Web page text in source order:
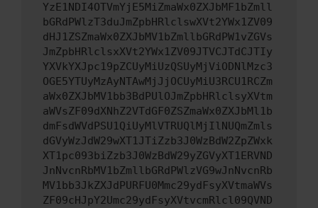
YzE1NDI4OTVmYjE5MiZmaWx0ZXJbMF1bZmll
bGRdPWlzT3duJmZpbHRlclswXVt2YWx1ZV09
dHJ1ZSZmaWx0ZXJbMV1bZmllbGRdPW1vZGVs
JmZpbHRlclsxXVt2YWx1ZV09JTVCJTdCJTIy
YXVkYXJpc19pZCUyMiUzQSUyMjViODNlMzc3
OGE5YTUyMzAyNTAwMjJjOCUyMiU3RCU1RCZm
aWx0ZXJbMV1bb3BdPUlOJmZpbHRlclsyXVtm
aWVsZF09dXNhZ2VTdGF0ZSZmaWx0ZXJbMl1b
dmFsdWVdPSU1QiUyMlVTRUQlMjIlNUQmZmls
dGVyWzJdW29wXT1JTiZzb3J0WzBdW2ZpZWxk
XT1pc093biZzb3J0WzBdW29yZGVyXT1ERVND
JnNvcnRbMV1bZmllbGRdPWlzVG9wJnNvcnRb
MV1bb3JkZXJdPURFU0Mmc29ydFsyXVtmaWVs
ZF09cHJpY2Umc29ydFsyXVtvcmRlcl09QVND